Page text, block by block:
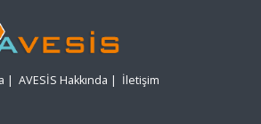
| AVESİS Hakkında | İletişim